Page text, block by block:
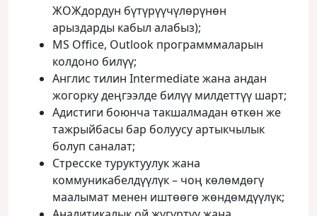
ЖОЖдордун бүтүрүүчүлөрүнөн
арыздарды кабыл алабыз);
MS Office, Outlook программмаларын
колдоно билүү;
Англис тилин Intermediate жана андан
жогорку деңгээлде билүү милдеттүү шарт;
Адистиги боюнча такшалмадан өткөн же
тажрыйбасы бар болуусу артыкчылык
болуп саналат;
Стресске туруктуулук жана
коммуникабелдүүлүк – чоң көлөмдөгү
маалымат менен иштөөгө жөндөмдүүлүк;